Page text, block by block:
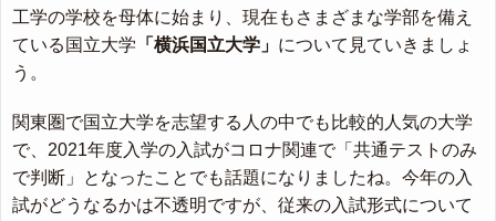
工学の学校を母体に始まり、現在もさまざまな学部を備え
ている国立大学 「横浜国立大学」 について見ていきましょ
う。
関東圏で国立大学を志望する人の中でも比較的人気の大学
で、2021年度入学の入試がコロナ関連で「共通テストのみ
で判断」となったことでも話題になりましたね。今年の入
試がどうなるかは不透明ですが、従来の入試形式について